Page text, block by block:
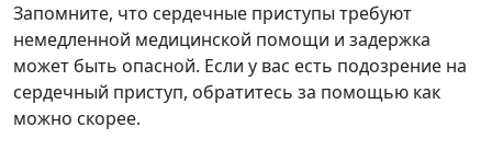
Запомните, что сердечные приступы требуют
немедленной медицинской помощи и задержка
может быть опасной. Если у вас есть подозрение на
сердечный приступ, обратитесь за помощью как
можно скорее.